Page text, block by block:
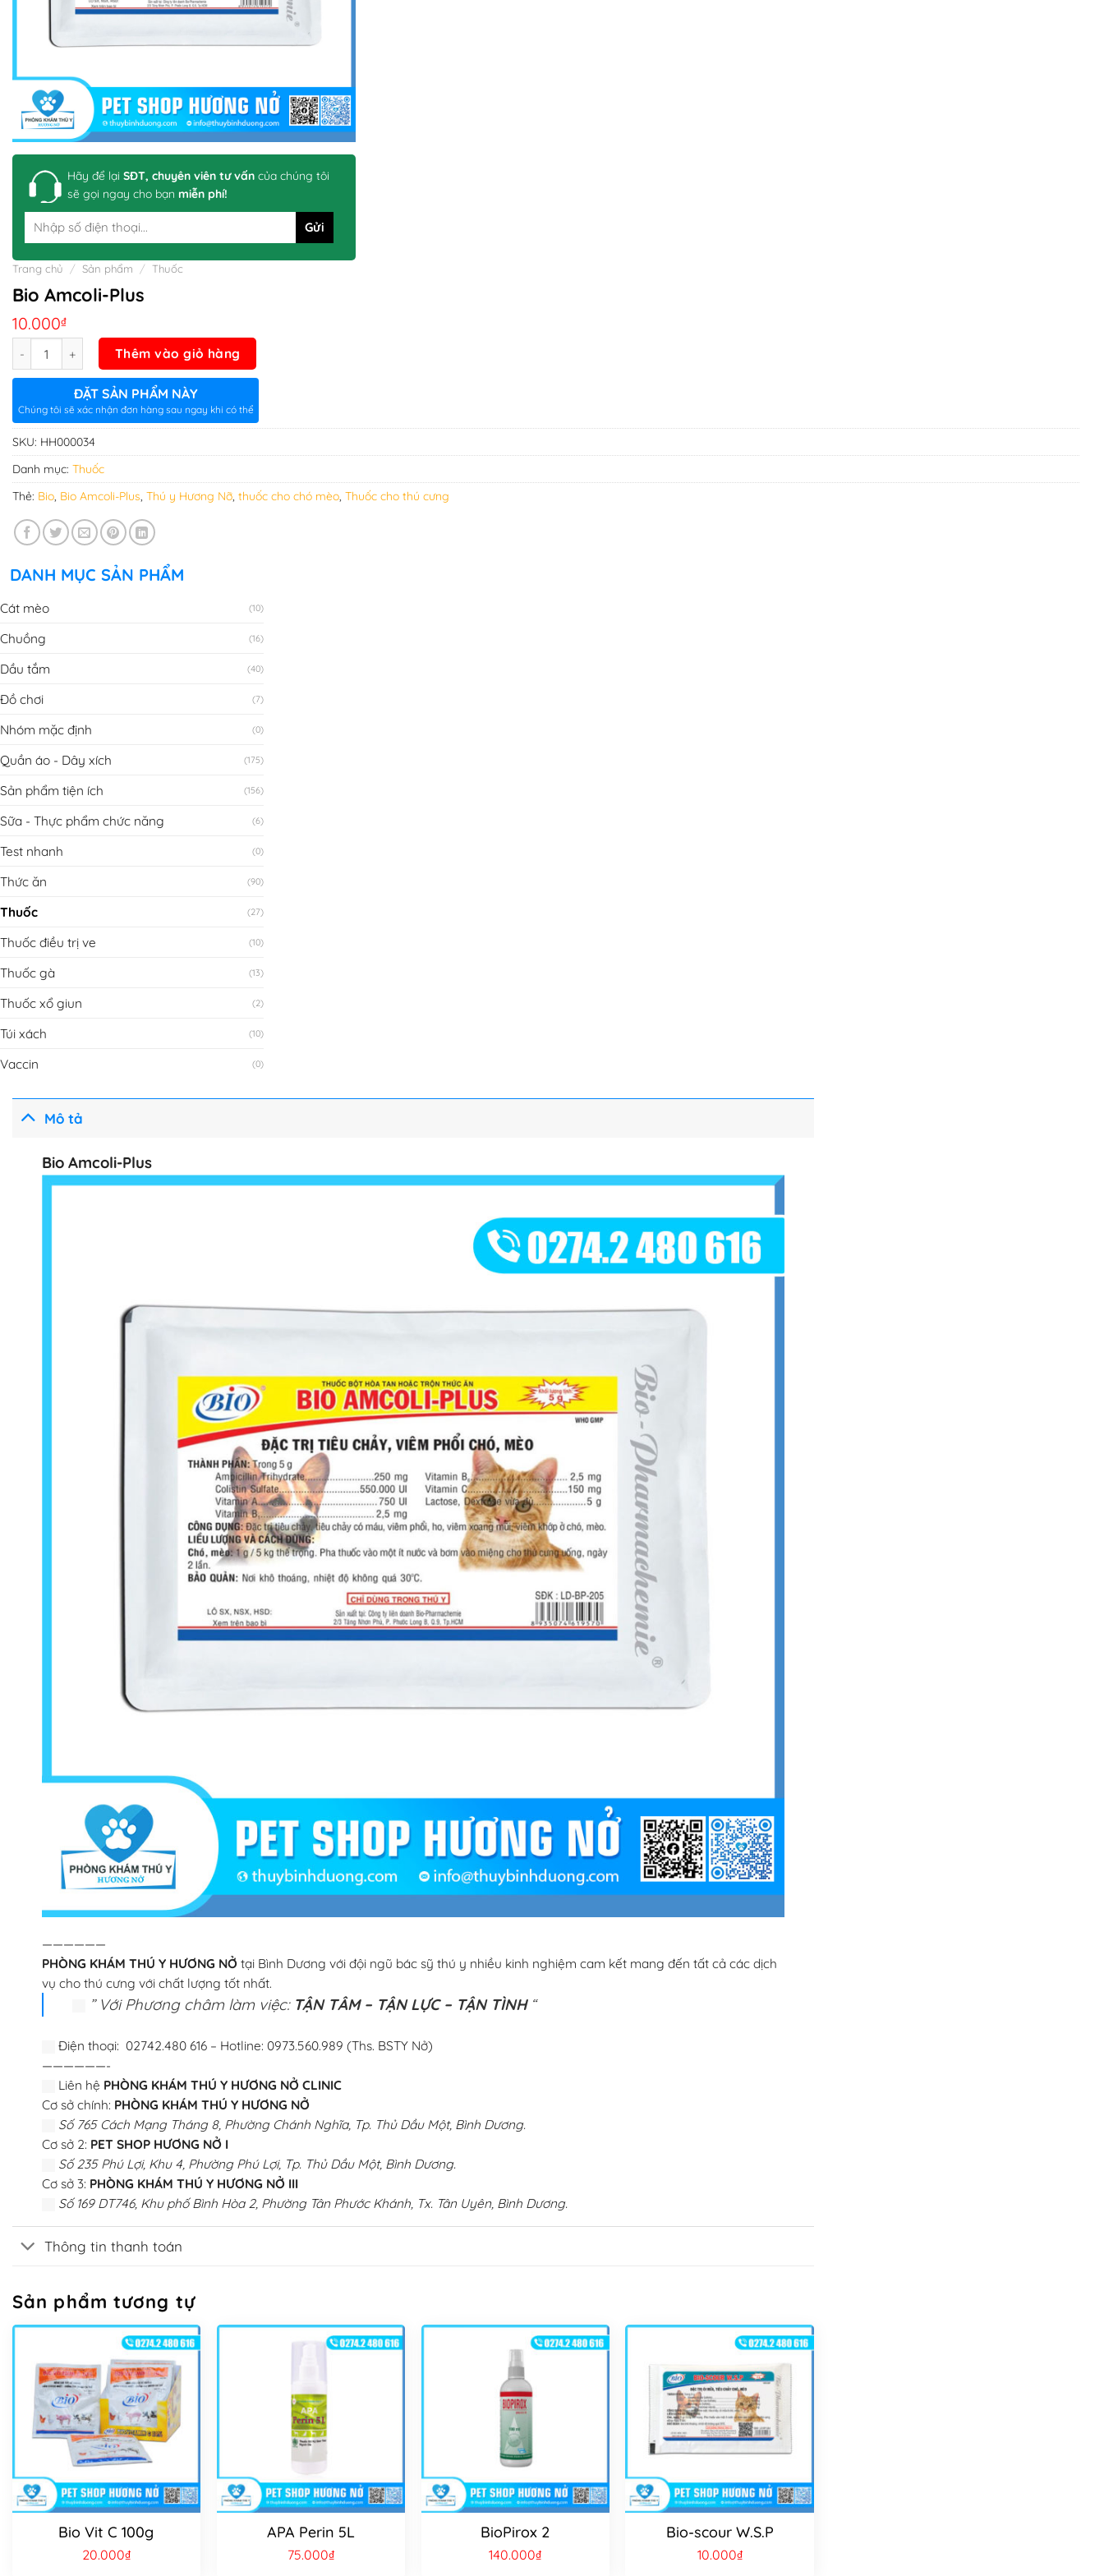
Hãy để lại SĐT, chuyên viên tư vấn của chúng tôi
sẽ gọi ngay cho bạn miễn phí!
Trang chủ / Sản phẩm / Thuốc
Bio Amcoli-Plus
10.000₫
Thêm vào giỏ hàng
ĐẶT SẢN PHẨM NÀY
Chúng tôi sẽ xác nhận đơn hàng sau ngay khi có thể
SKU: HH000034
Danh mục: Thuốc
Thẻ: Bio, Bio Amcoli-Plus, Thú y Hương Nỡ, thuốc cho chó mèo, Thuốc cho thú cưng
DANH MỤC SẢN PHẨM
Cát mèo (10)
Chuồng (16)
Dầu tắm (40)
Đồ chơi (7)
Nhóm mặc định (0)
Quần áo - Dây xích (175)
Sản phẩm tiện ích (156)
Sữa - Thực phẩm chức năng (6)
Test nhanh (0)
Thức ăn (90)
Thuốc (27)
Thuốc điều trị ve (10)
Thuốc gà (13)
Thuốc xổ giun (2)
Túi xách (10)
Vaccin (0)
Mô tả
Bio Amcoli-Plus
——————
PHÒNG KHÁM THÚ Y HƯƠNG NỞtại Bình Dương với đội ngũ bác sỹ thú y nhiều kinh nghiệm cam kết mang đến tất cả các dịch
vụ cho thú cưng với chất lượng tốt nhất.
” Với Phương châm làm việc: TẬN TÂM – TẬN LỰC – TẬN TÌNH“
Điện thoại: 02742.480 616 – Hotline: 0973.560.989 (Ths. BSTY Nở)
——————-
Liên hệ PHÒNG KHÁM THÚ Y HƯƠNG NỞ CLINIC
Cơ sở chính: PHÒNG KHÁM THÚ Y HƯƠNG NỞ
Số 765 Cách Mạng Tháng 8, Phường Chánh Nghĩa, Tp. Thủ Dầu Một, Bình Dương.
Cơ sở 2: PET SHOP HƯƠNG NỞ I
Số 235 Phú Lợi, Khu 4, Phường Phú Lợi, Tp. Thủ Dầu Một, Bình Dương.
Cơ sở 3: PHÒNG KHÁM THÚ Y HƯƠNG NỞ III
Số 169 DT746, Khu phố Bình Hòa 2, Phường Tân Phước Khánh, Tx. Tân Uyên, Bình Dương.
Thông tin thanh toán
Sản phẩm tương tự
Bio Vit C 100g
20.000₫
APA Perin 5L
75.000₫
BioPirox 2
140.000₫
Bio-scour W.S.P
10.000₫